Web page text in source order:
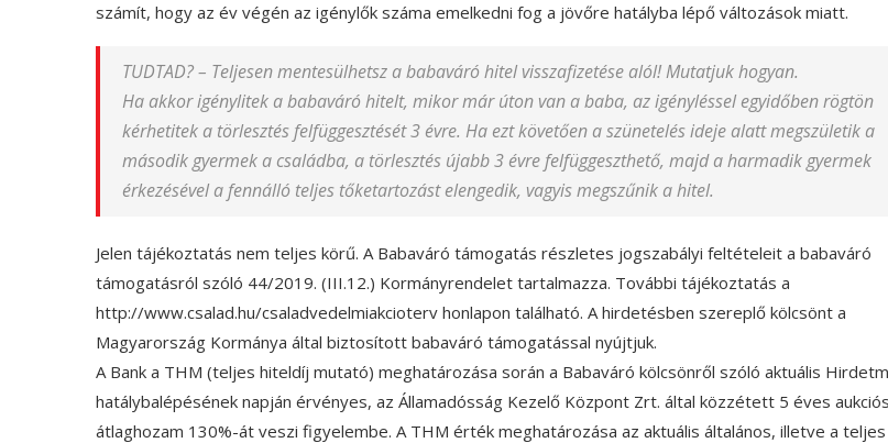
számít, hogy az év végén az igénylők száma emelkedni fog a jövőre hatályba lépő változások miatt.
TUDTAD? – Teljesen mentesülhetsz a babaváró hitel visszafizetése alól! Mutatjuk hogyan.
Ha akkor igénylitek a babaváró hitelt, mikor már úton van a baba, az igényléssel egyidőben rögtön
kérhetitek a törlesztés felfüggesztését 3 évre. Ha ezt követően a szünetelés ideje alatt megszületik a
második gyermek a családba, a törlesztés újabb 3 évre felfüggeszthető, majd a harmadik gyermek
érkezésével a fennálló teljes tőketartozást elengedik, vagyis megszűnik a hitel.
Jelen tájékoztatás nem teljes körű. A Babaváró támogatás részletes jogszabályi feltételeit a babaváró
támogatásról szóló 44/2019. (III.12.) Kormányrendelet tartalmazza. További tájékoztatás a
http://www.csalad.hu/csaladvedelmiakcioterv honlapon található. A hirdetésben szereplő kölcsönt a
Magyarország Kormánya által biztosított babaváró támogatással nyújtjuk.
A Bank a THM (teljes hiteldíj mutató) meghatározása során a Babaváró kölcsönről szóló aktuális
hatálybalépésének napján érvényes, az Államadósság Kezelő Központ Zrt. által közzétett 5 éves aukciós
átlaghozam 130%-át veszi figyelembe. A THM érték meghatározása az aktuális általános, illetve a